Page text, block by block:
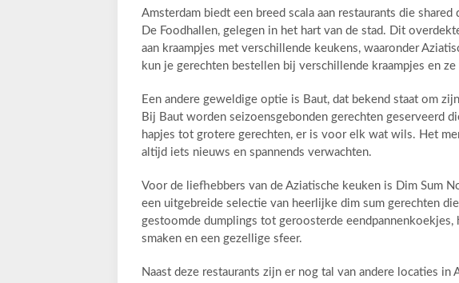
Amsterdam biedt een breed scala aan restaurants die
De Foodhallen, gelegen in het hart van de stad. Dit
aan kraampjes met verschillende keukens, waaronder
kun je gerechten bestellen bij verschillende kraampjes en
Een andere geweldige optie is Baut, dat bekend staat om
Bij Baut worden seizoensgebonden gerechten geserveerd
hapjes tot grotere gerechten, er is voor elk wat wils. Het
altijd iets nieuws en spannends verwachten.
Voor de liefhebbers van de Aziatische keuken is Dim Sum
een uitgebreide selectie van heerlijke dim sum gerechten
gestoomde dumplings tot geroosterde
smaken en een gezellige sfeer.
Naast deze restaurants zijn er nog tal van andere locaties in